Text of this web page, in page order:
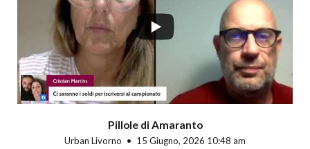
Pillole di Amaranto
Urban Livorno 15 Giugno, 2026 10:48 am